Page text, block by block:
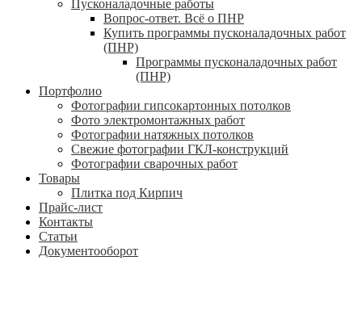
Пусконаладочные работы
Вопрос-ответ. Всё о ПНР
Купить программы пусконаладочных работ
(ПНР)
Программы пусконаладочных работ
(ПНР)
Портфолио
Фотографии гипсокартонных потолков
Фото электромонтажных работ
Фотографии натяжных потолков
Свежие фотографии ГКЛ-конструкций
Фотографии сварочных работ
Товары
Плитка под Кирпич
Прайс-лист
Контакты
Статьи
Документооборот